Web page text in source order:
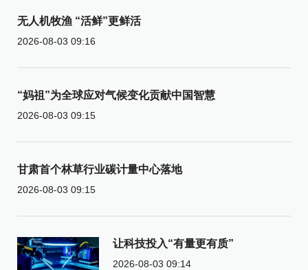
无人机牧渔 “活鲜”更鲜活
2026-08-03 09:16
“妈祖”为全球应对气候变化贡献中国智慧
2026-08-03 09:15
甘肃首个林草行业碳计量中心落地
2026-08-03 09:15
让科技投入“有量更有质”
2026-08-03 09:14